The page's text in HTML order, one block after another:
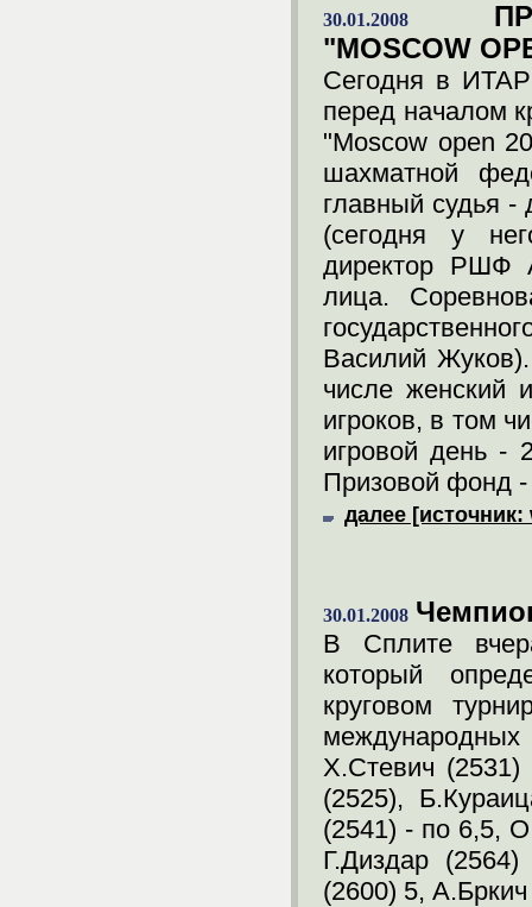
30.01.2008
"MOSCOW
Сегодня в
перед началом
"Moscow open
шахматной
главный судья -
(сегодня у
директор РШФ
лица.
Василий
числе женский
игроков, в том
игровой день -
Призовой фонд
далее
30.01.2008
В Сплите
который
круговом
Х.Стевич (2531)
(2525),
(2541) - по 6,5,
Г.Диздар
(2600) 5,